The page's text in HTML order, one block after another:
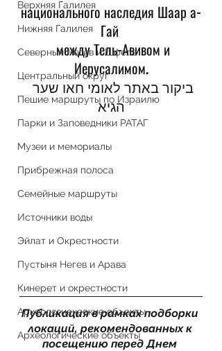
Верхняя Галилея
Нижняя Галилея
Северный Негев и Шфела
Центральный округ
Пешие маршруты по Израилю
Парки и Заповедники РАТАГ
Музеи и мемориалы
Прибрежная полоса
Семейные маршруты
Источники воды
Эйлат и Окрестности
Пустыня Негев и Арава
Кинерет и окрестности
Археологиеческие объекты
Археологические объекты
национального наследия Шаар а-
Гай
  между Тель-Авивом и
Иерусалимом.
ביקור באתר לאומי חאו שער
הגיא
Публикация в рамках подборки
локаций, рекомендованных к
посещению перед Днем